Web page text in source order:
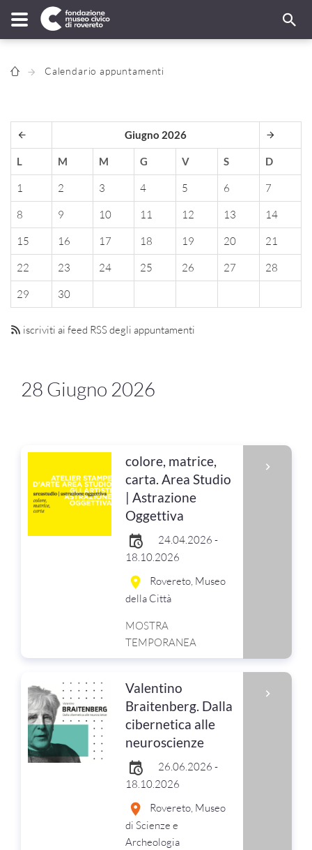
Calendario appuntamenti
Giugno 2026
L M M G V S D
1 2 3 4 5 6
7
8
9 10 11 12 13
14
15
16 17 18 19 20
21
22
23 24 25 26 27
28
29
30
iscriviti ai feed RSS degli appuntamenti
28 Giugno 2026
colore, matrice,
carta. Area Studio
| Astrazione
Oggettiva
24.04.2026 -
18.10.2026
Rovereto, Museo
della Città
MOSTRA
TEMPORANEA
Valentino
Braitenberg. Dalla
cibernetica alle
neuroscienze
26.06.2026 -
18.10.2026
Rovereto, Museo
di Scienze e
Archeologia